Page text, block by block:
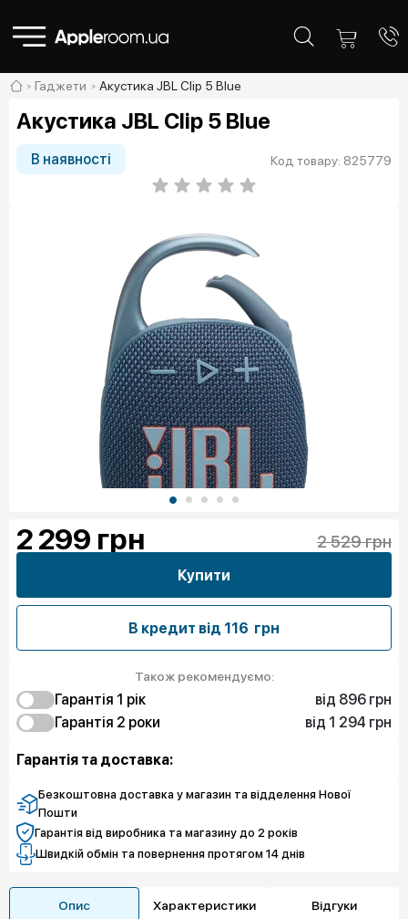
Гаджети Акустика JBL Clip 5 Blue
Акустика JBL Clip 5 Blue
В наявності Код товару: 825779
2 299 грн 2 529 грн
Купити
В кредит від 116 грн
Також рекомендуємо:
Гарантія 1 рiк
від 896 грн
Чистий спокій
896 грн
Гарантія 2 роки
від 1 294 грн
Гарантія та доставка:
Безкоштовна доставка у магазин та відделення Нової
Пошти
Гарантія від виробника та магазину до 2 років
Швидкій обмін та повернення протягом 14 днів
Опис Характеристики Відгуки